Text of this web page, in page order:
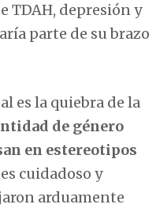
TDAH, depresión y
parte de su brazo
es la quiebra de la
de género
en estereotipos
cuidadoso y
arduamente